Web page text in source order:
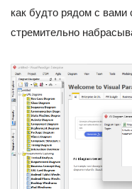
как будто рядом с вами
стремительно